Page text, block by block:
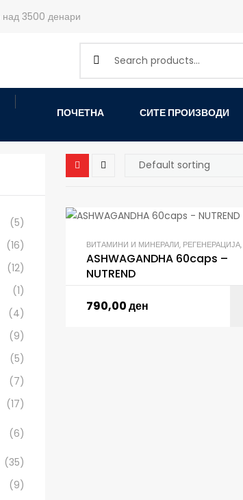
над 3500 денари
ПОЧЕТНА СИТЕ ПРОИЗВОДИ
ВИТАМИНИ И МИНЕРАЛИ, РЕГЕНЕРАЦИЈА,
ASHWAGANDHA 60caps –
NUTREND
790,00ден
(5)
(16)
(12)
(1)
(4)
(9)
(5)
(7)
(17)
(6)
(35)
(9)